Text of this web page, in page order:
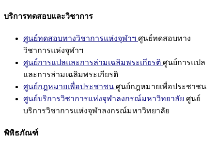
บริการทดสอบและวิชาการ
ศูนย์ทดสอบทางวิชาการแห่งจุฬาฯ ศูนย์ทดสอบทาง
วิชาการแห่งจุฬาฯ
ศูนย์การแปลและการล่ามเฉลิมพระเกียรติ ศูนย์การแปล
และการล่ามเฉลิมพระเกียรติ
ศูนย์กฎหมายเพื่อประชาชน ศูนย์กฎหมายเพื่อประชาชน
ศูนย์บริการวิชาการแห่งจุฬาลงกรณ์มหาวิทยาลัย ศูนย์
บริการวิชาการแห่งจุฬาลงกรณ์มหาวิทยาลัย
พิพิธภัณฑ์